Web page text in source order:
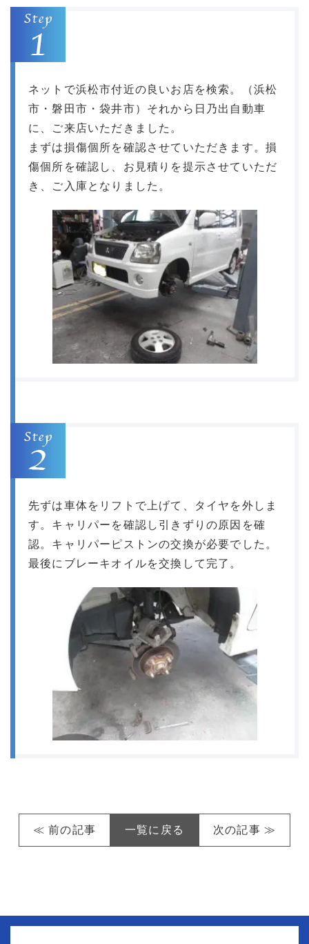
ネットで浜松市付近の良いお店を検索。（浜松
市・磐田市・袋井市）それから日乃出自動車
に、ご来店いただきました。
まずは損傷個所を確認させていただきます。損
傷個所を確認し、お見積りを提示させていただ
き、ご入庫となりました。
先ずは車体をリフトで上げて、タイヤを外しま
す。キャリパーを確認し引きずりの原因を確
認。キャリパーピストンの交換が必要でした。
最後にブレーキオイルを交換して完了。
≪ 前の記事 一覧に戻る 次の記事 ≫